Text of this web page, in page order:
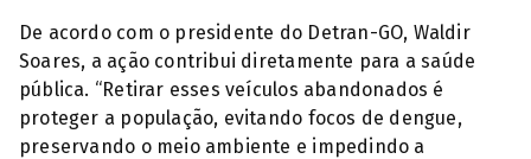
De acordo com o presidente do Detran-GO, Waldir
Soares, a ação contribui diretamente para a saúde
pública. “Retirar esses veículos abandonados é
proteger a população, evitando focos de dengue,
preservando o meio ambiente e impedindo a